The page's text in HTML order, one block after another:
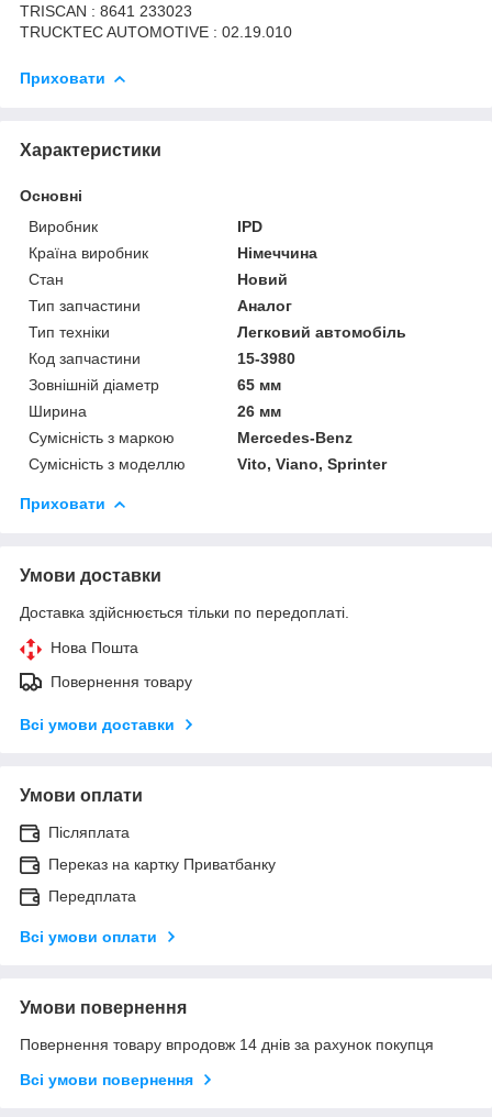
TRISCAN : 8641 233023
TRUCKTEC AUTOMOTIVE : 02.19.010
Приховати
Характеристики
Основні
Виробник
IPD
Країна виробник
Німеччина
Стан
Новий
Тип запчастини
Аналог
Тип техніки
Легковий автомобіль
Код запчастини
15-3980
Зовнішній діаметр
65 мм
Ширина
26 мм
Сумісність з маркою
Mercedes-Benz
Сумісність з моделлю
Vito, Viano, Sprinter
Приховати
Умови доставки
Доставка здійснюється тільки по передоплаті.
Нова Пошта
Повернення товару
Всі умови доставки
Умови оплати
Післяплата
Переказ на картку Приватбанку
Передплата
Всі умови оплати
Умови повернення
Повернення товару впродовж 14 днів за рахунок покупця
Всі умови повернення